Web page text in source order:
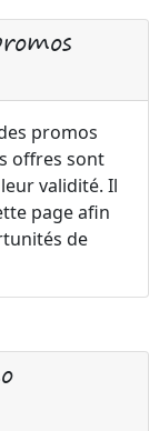
promos
offres sont
validité. Il
page afin
de